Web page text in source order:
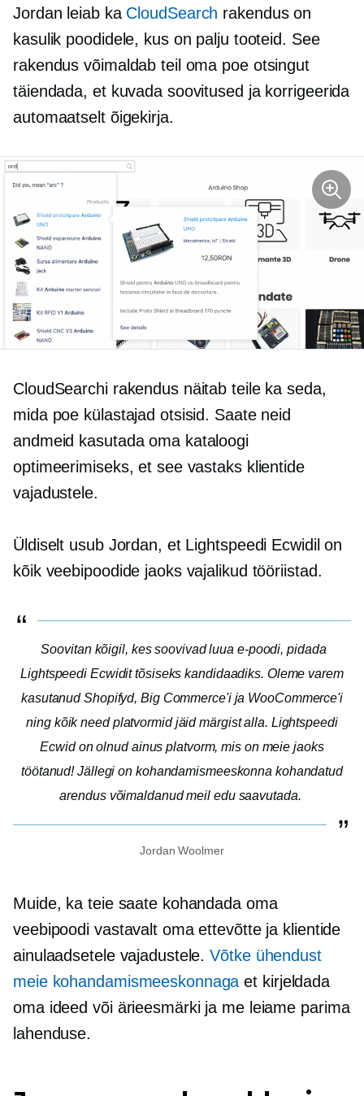
Jordan leiab ka CloudSearch rakendus on
kasulik poodidele, kus on palju tooteid. See
rakendus võimaldab teil oma poe otsingut
täiendada, et kuvada soovitused ja korrigeerida
automaatselt õigekirja.
CloudSearchi rakendus näitab teile ka seda,
mida poe külastajad otsisid. Saate neid
andmeid kasutada oma kataloogi
optimeerimiseks, et see vastaks klientide
vajadustele.
Üldiselt usub Jordan, et Lightspeedi Ecwidil on
kõik veebipoodide jaoks vajalikud tööriistad.
Soovitan kõigil, kes soovivad luua e-poodi, pidada
Lightspeedi Ecwidit tõsiseks kandidaadiks. Oleme varem
kasutanud Shopifyd, Big Commerce'i ja WooCommerce'i
ning kõik need platvormid jäid märgist alla. Lightspeedi
Ecwid on olnud ainus platvorm, mis on meie jaoks
töötanud! Jällegi on kohandamismeeskonna kohandatud
arendus võimaldanud meil edu saavutada.
Jordan Woolmer
Muide, ka teie saate kohandada oma
veebipoodi vastavalt oma ettevõtte ja klientide
ainulaadsetele vajadustele.Võtke ühendust
meie kohandamismeeskonnaga et kirjeldada
oma ideed või ärieesmärki ja me leiame parima
lahenduse.